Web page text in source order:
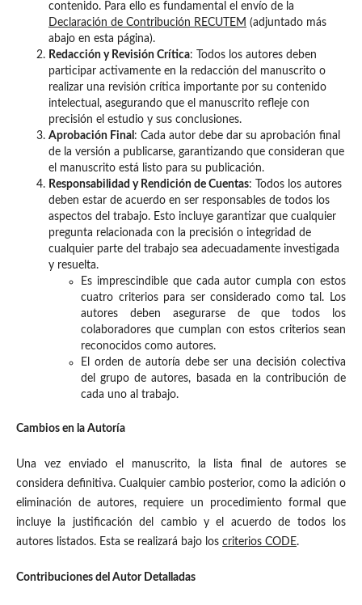
contenido. Para ello es fundamental el envío de la
Declaración de Contribución RECUTEM (adjuntado más
abajo en esta página).
Redacción y Revisión Crítica: Todos los autores deben
participar activamente en la redacción del manuscrito o
realizar una revisión crítica importante por su contenido
intelectual, asegurando que el manuscrito refleje con
precisión el estudio y sus conclusiones.
Aprobación Final : Cada autor debe dar su aprobación final
de la versión a publicarse, garantizando que consideran que
el manuscrito está listo para su publicación.
Responsabilidad y Rendición de Cuentas: Todos los autores
deben estar de acuerdo en ser responsables de todos los
aspectos del trabajo. Esto incluye garantizar que cualquier
pregunta relacionada con la precisión o integridad de
cualquier parte del trabajo sea adecuadamente investigada
y resuelta.
Es imprescindible que cada autor cumpla con estos
cuatro criterios para ser considerado como tal. Los
autores deben asegurarse de que todos los
colaboradores que cumplan con estos criterios sean
reconocidos como autores.
El orden de autoría debe ser una decisión colectiva
del grupo de autores, basada en la contribución de
cada uno al trabajo.
Cambios en la Autoría
Una vez enviado el manuscrito, la lista final de autores se
considera definitiva. Cualquier cambio posterior, como la adición o
eliminación de autores, requiere un procedimiento formal que
incluye la justificación del cambio y el acuerdo de todos los
autores listados. Esta se realizará bajo los criterios CODE.
Contribuciones del Autor Detalladas